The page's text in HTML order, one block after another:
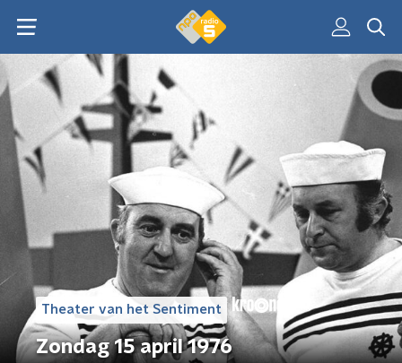
Theater van het Sentiment
Zondag 15 april 1976